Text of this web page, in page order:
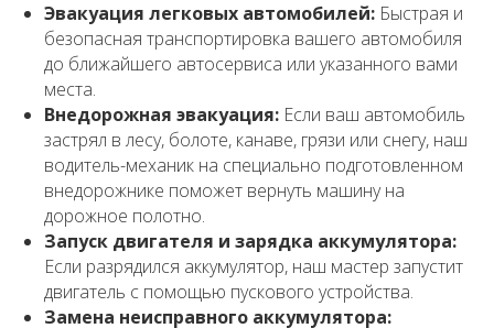
Эвакуация легковых автомобилей: Быстрая и
безопасная транспортировка вашего автомобиля
до ближайшего автосервиса или указанного вами
места.
Внедорожная эвакуация: Если ваш автомобиль
застрял в лесу, болоте, канаве, грязи или снегу, наш
водитель-механик на специально подготовленном
внедорожнике поможет вернуть машину на
дорожное полотно.
Запуск двигателя и зарядка аккумулятора:
Если разрядился аккумулятор, наш мастер запустит
двигатель с помощью пускового устройства.
Замена неисправного аккумулятора: